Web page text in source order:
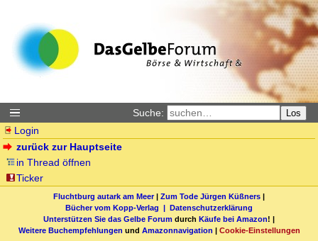
Suche: Los
Login
zurück zur Hauptseite
in Thread öffnen
Ticker
Fluchtburg autark am Meer| Zum Tode Jürgen Küßners |
Bücher vom Kopp-Verlag | Datenschutzerklärung
Unterstützen Sie das Gelbe Forum durch Käufe bei Amazon! |
Weitere Buchempfehlungen und Amazonnavigation | Cookie-Einstellungen